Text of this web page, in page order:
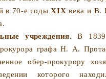
в 70-е годыXIXвека и В.
учреждения. В
графа Н. А.
обер-прокурору
которого